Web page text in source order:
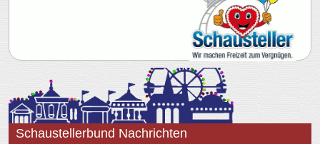
Schaustellerbund Nachrichten